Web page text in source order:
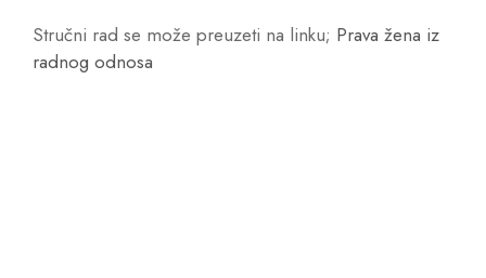
Stručni rad se može preuzeti na linku; Prava žena iz
radnog odnosa